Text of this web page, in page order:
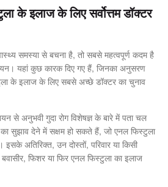
के इलाज के लिए सर्वोत्तम डॉक्टर
समस्या से बचना है, तो सबसे महत्वपूर्ण कदम है
यहां कुछ कारक दिए गए हैं, जिनका अनुसरण
के इलाज के लिए सबसे अच्छे डॉक्टर का चुनाव
से अनुभवी गुदा रोग विशेषज्ञ के बारे में पता चल
सुझाव देने में सक्षम हो सकते हैं, जो एनल फिस्टुला
इसके अतिरिक्त, उन दोस्तों, परिवार या किसी
फिशर या फिर एनल फिस्टुला का इलाज